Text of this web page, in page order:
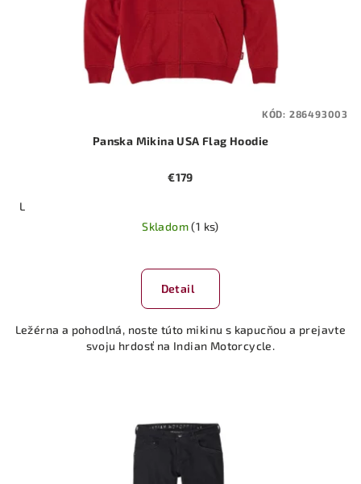
Panska Mikina USA Flag Hoodie
€179
L
Skladom(1 ks)
Detail
Ležérna a pohodlná, noste túto mikinu s kapucňou a prejavte
svoju hrdosť na Indian Motorcycle.
KÓD: 286493003